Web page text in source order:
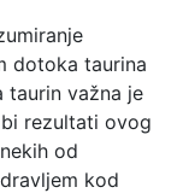
dotoka taurina
taurin važna je
rezultati ovog
od
kod